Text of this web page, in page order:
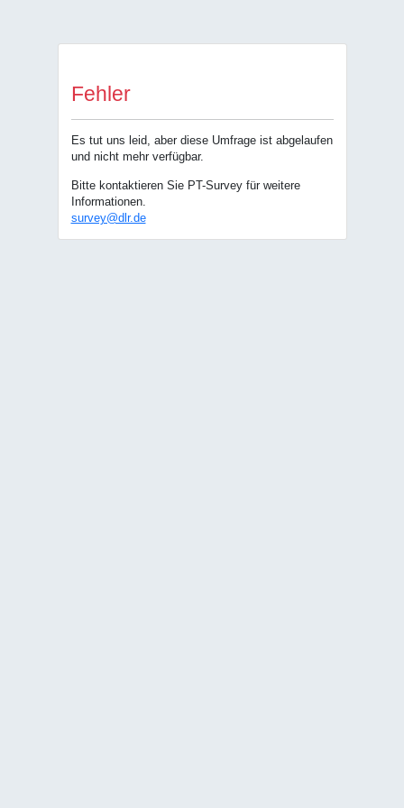
Fehler
Es tut uns leid, aber diese Umfrage ist abgelaufen
und nicht mehr verfügbar.
Bitte kontaktieren Sie PT-Survey für weitere
Informationen.
survey@dlr.de